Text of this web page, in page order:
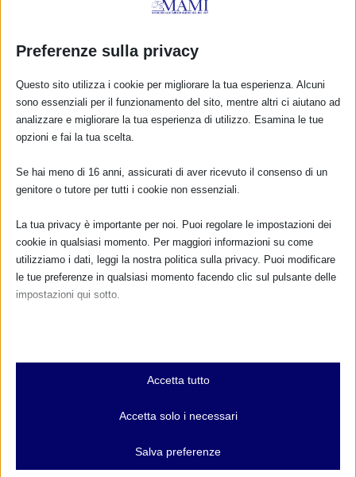
CALENDARIO EVENTI
Preferenze sulla privacy
Questo sito utilizza i cookie per migliorare la tua esperienza. Alcuni
sono essenziali per il funzionamento del sito, mentre altri ci aiutano ad
analizzare e migliorare la tua esperienza di utilizzo. Esamina le tue
opzioni e fai la tua scelta.
Se hai meno di 16 anni, assicurati di aver ricevuto il consenso di un
genitore o tutore per tutti i cookie non essenziali.
La tua privacy è importante per noi. Puoi regolare le impostazioni dei
cookie in qualsiasi momento. Per maggiori informazioni su come
utilizziamo i dati, leggi la nostra politica sulla privacy. Puoi modificare
le tue preferenze in qualsiasi momento facendo clic sul pulsante delle
impostazioni qui sotto.
Essenziali
I cookie e i servizi essenziali abilitano le funzioni di base e sono
e servizi non richiedono il consenso dell'utente secondo il GDPR.
Analitici
Accetta tutto
Accetta solo i necessari
Salva preferenze